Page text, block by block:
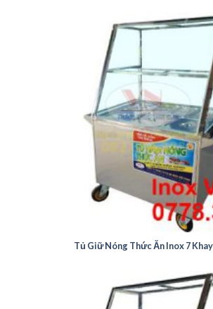
Tủ Giữ Nóng Thức Ăn Inox 7